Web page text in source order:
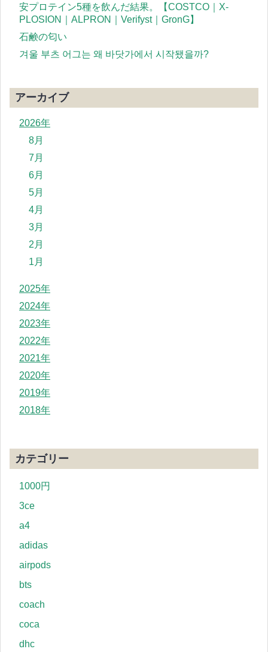
安プロテイン5種を飲んだ結果。【COSTCO｜X-
PLOSION｜ALPRON｜Verifyst｜GronG】
石鹸の匂い
겨울 부츠 어그는 왜 바닷가에서 시작됐을까?
アーカイブ
2026年
8月
7月
6月
5月
4月
3月
2月
1月
2025年
2024年
2023年
2022年
2021年
2020年
2019年
2018年
カテゴリー
1000円
3ce
a4
adidas
airpods
bts
coach
coca
dhc